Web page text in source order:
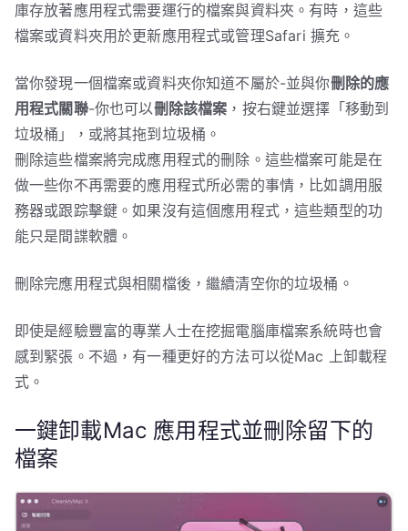
庫存放著應用程式需要運行的檔案與資料夾。有時，這些
檔案或資料夾用於更新應用程式或管理Safari 擴充。
當你發現一個檔案或資料夾你知道不屬於-並與你刪除的應
用程式關聯-你也可以刪除該檔案 ，按右鍵並選擇「移動到
垃圾桶」，或將其拖到垃圾桶。
刪除這些檔案將完成應用程式的刪除。這些檔案可能是在
做一些你不再需要的應用程式所必需的事情，比如調用服
務器或跟踪擊鍵。如果沒有這個應用程式，這些類型的功
能只是間諜軟體。
刪除完應用程式與相關檔後，繼續清空你的垃圾桶。
即使是經驗豐富的專業人士在挖掘電腦庫檔案系統時也會
感到緊張。不過，有一種更好的方法可以從Mac 上卸載程
式。
一鍵卸載Mac 應用程式並刪除留下的
檔案